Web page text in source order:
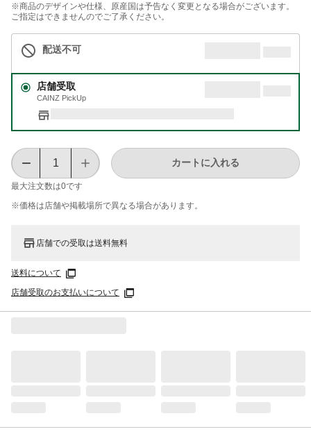
※商品のデザインや仕様、原産国は予告なく変更となる場合がございます。
ご指定はできませんのでご了承ください。
配送不可
店舗受取
CAINZ PickUp
最大注文数は0です
カートに入れる
※価格は​店舗や​掲載場所で​異なる​場合が​あります。
店舗での受取は送料無料
送料について
店舗受取のお支払いについて